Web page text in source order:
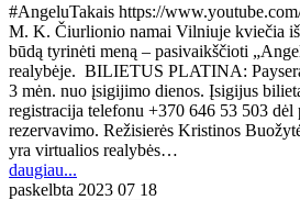
#AngeluTakais https://
M. K. Čiurlionio namai Vilniuje kviečia
būdą tyrinėti meną – pasivaikščioti
realybėje. BILIETUS PLATINA:
3 mėn. nuo įsigijimo dienos. Įsigijus
registracija telefonu +370 646 53 503 dėl
rezervavimo. Režisierės Kristinos
yra virtualios realybės…
daugiau...
paskelbta 2023 07 18